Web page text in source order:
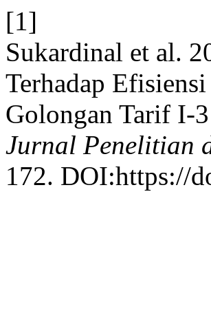
[1]
Sukardinal et al.
Terhadap
Golongan Tarif I-
Jurnal Penelitian
172. DOI:https://